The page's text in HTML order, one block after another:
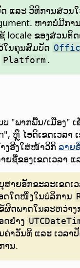
ແລະ ວິທີການສ່ວນ
ຫາກບໍ່ມີກາ
locale ຂອງສ່ວນຕິ
ໃນຄຸນສົມບັດ
Platform .
"ພາກພື້ນ/ເມືອງ" ເ
ຫຼື ໄອດີເຂດເວລາ
ງອີງໃສ່ໜ້າວິກິ ລາຍ
ຍຊື່ຂອງເຂດເວລາ ແ
ສາຍອັກຂະລະເຂດເ
ດໃດໜຶ່ງໃນບໍລິການ
ຜິດພາດໃນລະຫວ່າ
ດຢ່າງ
ຄ່າວັນທີ ແລະ ເວລາ
ານ.